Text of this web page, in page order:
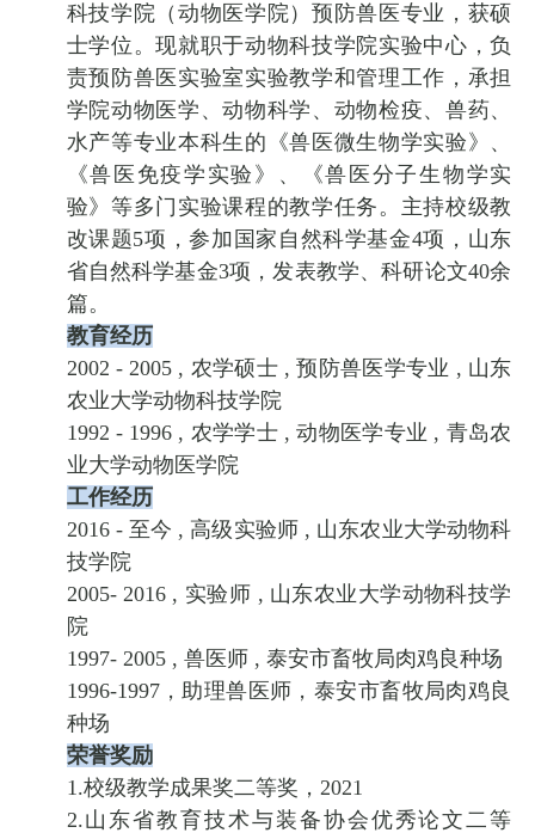
科技学院（动物医学院）预防兽医专业，获硕
士学位。现就职于动物科技学院实验中心，负
责预防兽医实验室实验教学和管理工作，承担
学院动物医学、动物科学、动物检疫、兽药、
水产等专业本科生的《兽医微生物学实验》、
《兽医免疫学实验》、《兽医分子生物学实
验》等多门实验课程的教学任务。主持校级教
改课题5项，参加国家自然科学基金4项，山东
省自然科学基金3项，发表教学、科研论文40余
篇。
教育经历
2002 - 2005 , 农学硕士 , 预防兽医学专业 , 山东
农业大学动物科技学院
1992 - 1996 , 农学学士 , 动物医学专业 , 青岛农
业大学动物医学院
工作经历
2016 - 至今 , 高级实验师 , 山东农业大学动物科
技学院
2005- 2016 , 实验师 , 山东农业大学动物科技学
院
1997- 2005 , 兽医师 , 泰安市畜牧局肉鸡良种场
1996-1997，助理兽医师，泰安市畜牧局肉鸡良
种场
荣誉奖励
1.校级教学成果奖二等奖，2021
2.山东省教育技术与装备协会优秀论文二等